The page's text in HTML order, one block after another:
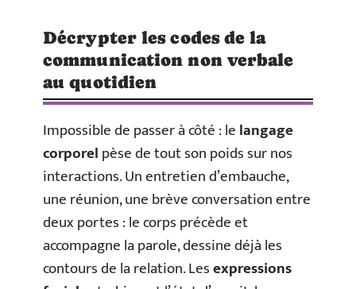
Décrypter les codes de la
communication non verbale
au quotidien
Impossible de passer à côté : lelangage
corporelpèse de tout son poids sur nos
interactions. Un entretien d’embauche,
une réunion, une brève conversation entre
deux portes : le corps précède et
accompagne la parole, dessine déjà les
contours de la relation. Lesexpressions